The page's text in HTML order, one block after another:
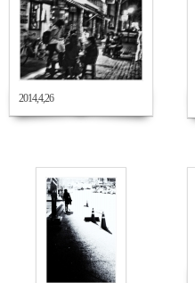
2014,4,26
721
671